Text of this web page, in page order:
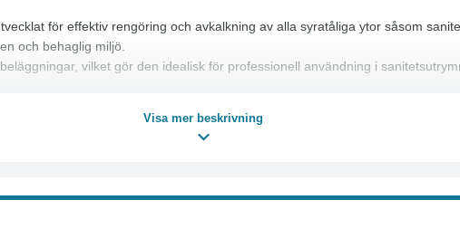
för effektiv rengöring och avkalkning av alla syratåliga ytor såsom
och behaglig miljö.
vilket gör den idealisk för professionell användning i
Visa mer beskrivning